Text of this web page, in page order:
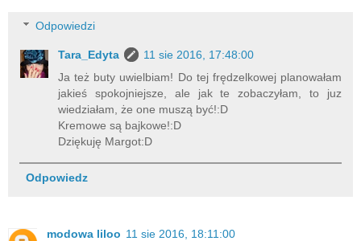
Odpowiedzi
Tara_Edyta
11 sie 2016, 17:48:00
Ja też buty uwielbiam! Do tej frędzelkowej planowałam
jakieś spokojniejsze, ale jak te zobaczyłam, to juz
wiedziałam, że one muszą być!:D
Kremowe są bajkowe!:D
Dziękuję Margot:D
Odpowiedz
modowa liloo 11 sie 2016, 18:11:00